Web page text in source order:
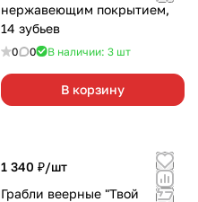
нержавеющим покрытием,
14 зубьев
0 0 В наличии: 3 шт
В корзину
1 340 ₽/шт
Грабли веерные "Твой